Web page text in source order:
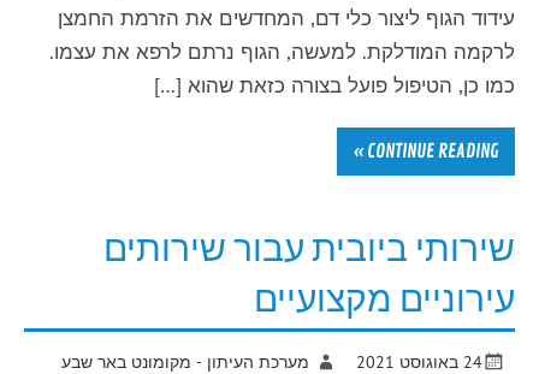
עידוד הגוף ליצור כלי דם, המחדשים את הזרמת החמצן
לרקמה המודלקת. למעשה, הגוף נרתם לרפא את עצמו.
כמו כן, הטיפול פועל בצורה כזאת שהוא […]
CONTINUE READING »
שירותי ביובית עבור שירותים
עירוניים מקצועיים
24 באוגוסט 2021
מערכת העיתון - מקומונט באר שבע